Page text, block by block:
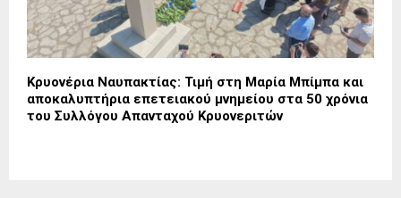
Κρυονέρια Ναυπακτίας: Τιμή στη Μαρία Μπίμπα και
αποκαλυπτήρια επετειακού μνημείου στα 50 χρόνια
του Συλλόγου Απανταχού Κρυονεριτών